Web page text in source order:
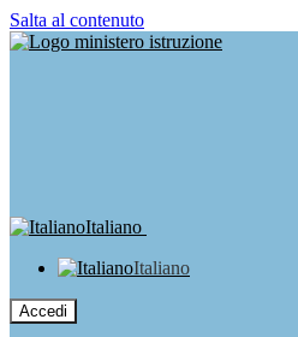
Salta al contenuto
Italiano
Italiano
Accedi